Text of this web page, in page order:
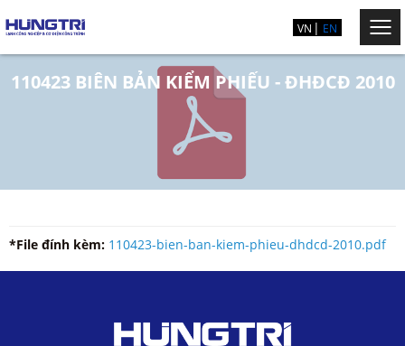
VN EN
110423 BIÊN BẢN KIỂM PHIẾU - ĐHĐCĐ 2010
*File đính kèm: 110423-bien-ban-kiem-phieu-dhdcd-2010.pdf